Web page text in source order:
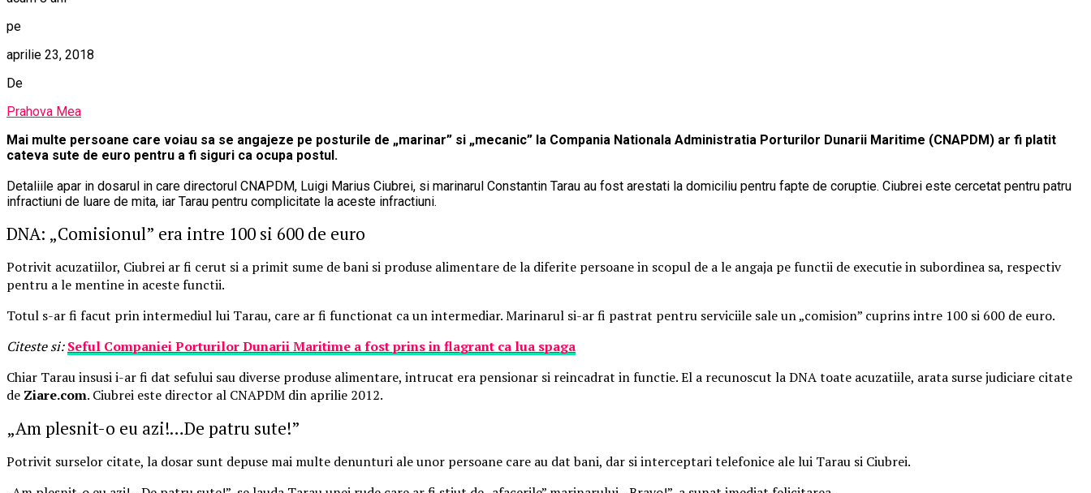
pe
aprilie 23, 2018
De
Prahova Mea
Mai multe persoane care voiau sa se angajeze pe posturile de „marinar” si „mecanic” la Compania Nationala Administratia Porturilor Dunarii Maritime (CNAPDM) ar fi platit
cateva sute de euro pentru a fi siguri ca ocupa postul.
Detaliile apar in dosarul in care directorul CNAPDM, Luigi Marius Ciubrei, si marinarul Constantin Tarau au fost arestati la domiciliu pentru fapte de coruptie. Ciubrei este cercetat pentru patru
infractiuni de luare de mita, iar Tarau pentru complicitate la aceste infractiuni.
DNA: „Comisionul” era intre 100 si 600 de euro
Potrivit acuzatiilor, Ciubrei ar fi cerut si a primit sume de bani si produse alimentare de la diferite persoane in scopul de a le angaja pe functii de executie in subordinea sa, respectiv
pentru a le mentine in aceste functii.
Totul s-ar fi facut prin intermediul lui Tarau, care ar fi functionat ca un intermediar. Marinarul si-ar fi pastrat pentru serviciile sale un „comision” cuprins intre 100 si 600 de euro.
Citeste si: Seful Companiei Porturilor Dunarii Maritime a fost prins in flagrant ca lua spaga
Chiar Tarau insusi i-ar fi dat sefului sau diverse produse alimentare, intrucat era pensionar si reincadrat in functie. El a recunoscut la DNA toate acuzatiile, arata surse judiciare citate
de Ziare.com. Ciubrei este director al CNAPDM din aprilie 2012.
„Am plesnit-o eu azi!…De patru sute!”
Potrivit surselor citate, la dosar sunt depuse mai multe denunturi ale unor persoane care au dat bani, dar si interceptari telefonice ale lui Tarau si Ciubrei.